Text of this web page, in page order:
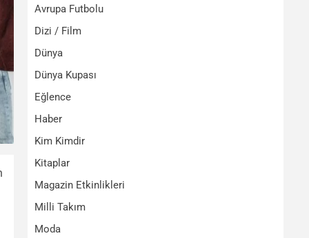
Avrupa Futbolu
Dizi / Film
Dünya
Dünya Kupası
Eğlence
Haber
Kim Kimdir
Kitaplar
Magazin Etkinlikleri
Milli Takım
Moda